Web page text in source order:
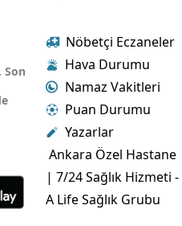
Son
Nöbetçi Eczaneler
Hava Durumu
Namaz Vakitleri
Puan Durumu
Yazarlar
Ankara Özel Hastane
| 7/24 Sağlık Hizmeti -
A Life Sağlık Grubu